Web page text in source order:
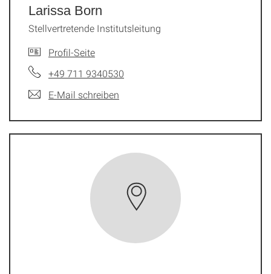
Larissa Born
Stellvertretende Institutsleitung
Profil-Seite
+49 711 9340530
E-Mail schreiben